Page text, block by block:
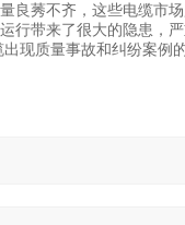
良莠不齐，这些电缆市
行带来了很大的隐患，
现质量事故和纠纷案例